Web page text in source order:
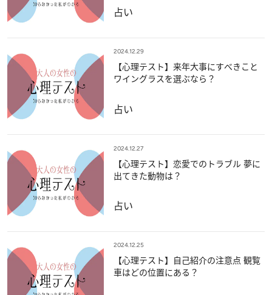
占い
2024.12.29
【心理テスト】来年大事にすべきこと
ワイングラスを選ぶなら？
占い
2024.12.27
【心理テスト】恋愛でのトラブル 夢に
出てきた動物は？
占い
2024.12.25
【心理テスト】自己紹介の注意点 観覧
車はどの位置にある？